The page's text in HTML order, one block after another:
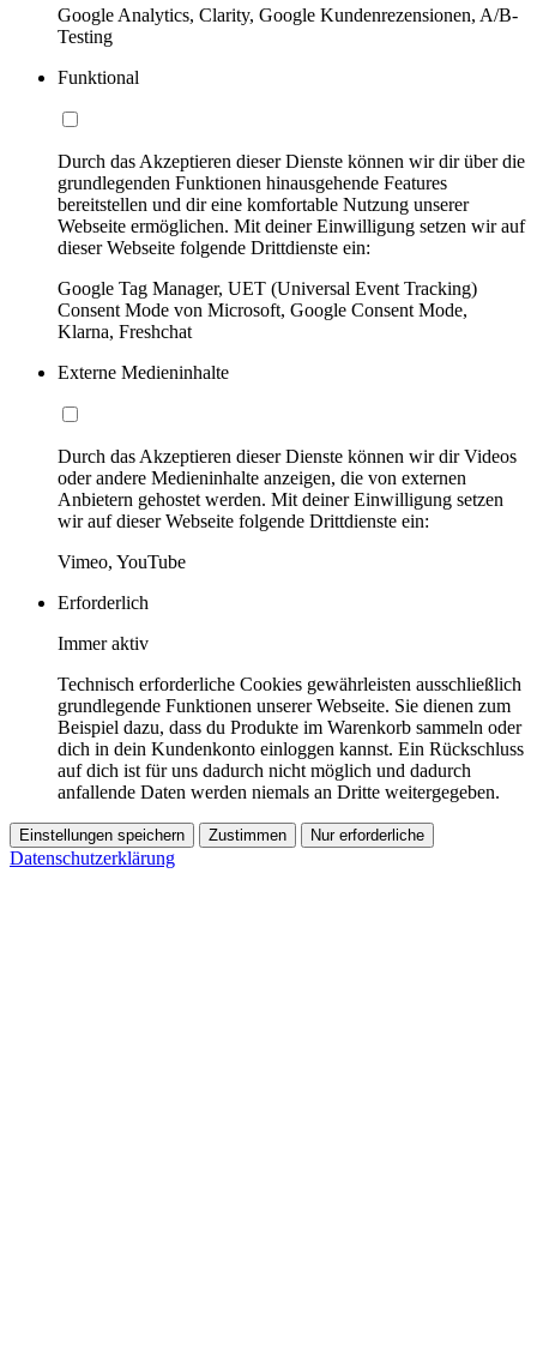
Google Analytics, Clarity, Google Kundenrezensionen, A/B-
Testing
Funktional
Durch das Akzeptieren dieser Dienste können wir dir über die
grundlegenden Funktionen hinausgehende Features
bereitstellen und dir eine komfortable Nutzung unserer
Webseite ermöglichen. Mit deiner Einwilligung setzen wir auf
dieser Webseite folgende Drittdienste ein:
Google Tag Manager, UET (Universal Event Tracking)
Consent Mode von Microsoft, Google Consent Mode,
Klarna, Freshchat
Externe Medieninhalte
Durch das Akzeptieren dieser Dienste können wir dir Videos
oder andere Medieninhalte anzeigen, die von externen
Anbietern gehostet werden. Mit deiner Einwilligung setzen
wir auf dieser Webseite folgende Drittdienste ein:
Vimeo, YouTube
Erforderlich
Immer aktiv
Technisch erforderliche Cookies gewährleisten ausschließlich
grundlegende Funktionen unserer Webseite. Sie dienen zum
Beispiel dazu, dass du Produkte im Warenkorb sammeln oder
dich in dein Kundenkonto einloggen kannst. Ein Rückschluss
auf dich ist für uns dadurch nicht möglich und dadurch
anfallende Daten werden niemals an Dritte weitergegeben.
Einstellungen speichern Zustimmen Nur erforderliche
Datenschutzerklärung